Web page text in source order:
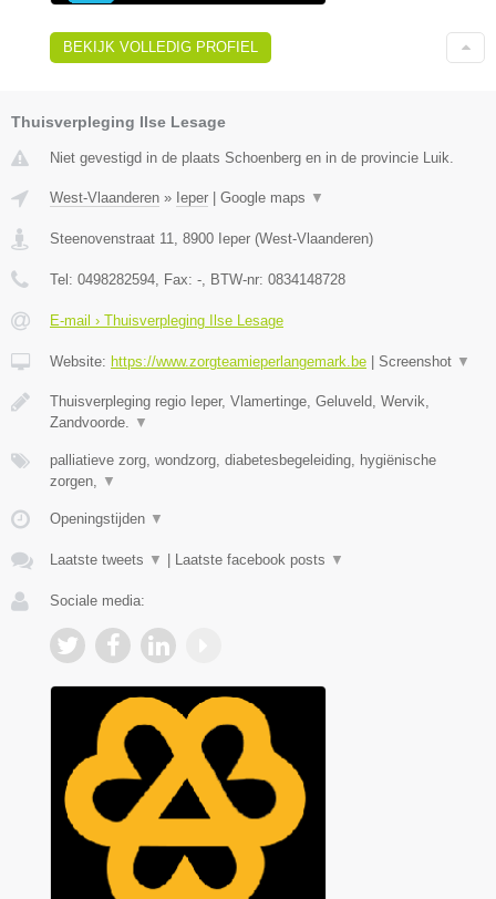
BEKIJK VOLLEDIG PROFIEL
Thuisverpleging Ilse Lesage
Niet gevestigd in de plaats Schoenberg en in de provincie Luik.
West-Vlaanderen » Ieper Google maps ▼
Steenovenstraat 11, 8900 Ieper (West-Vlaanderen)
Tel: 0498282594, Fax: -, BTW-nr: 0834148728
E-mail › Thuisverpleging Ilse Lesage
Website: https://www.zorgteamieperlangemark.be Screenshot ▼
Thuisverpleging regio Ieper, Vlamertinge, Geluveld, Wervik,
Zandvoorde. ▼
palliatieve zorg, wondzorg, diabetesbegeleiding, hygiënische
zorgen, ▼
Openingstijden ▼
Laatste tweets ▼ Laatste facebook posts ▼
Sociale media: